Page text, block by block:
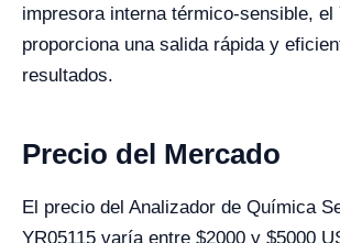
impresora interna térmico-sensible, el
proporciona una salida rápida y
resultados.
Precio del Mercado
El precio del Analizador de Química
YR05115 varía entre $2000 y $5000